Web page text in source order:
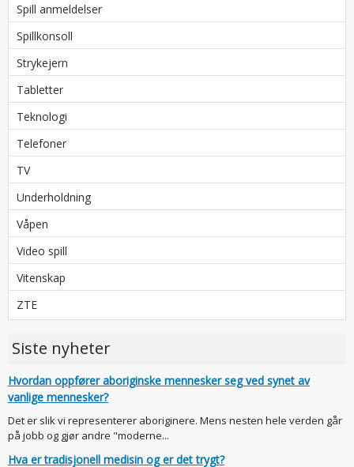
Spill anmeldelser
Spillkonsoll
Strykejern
Tabletter
Teknologi
Telefoner
TV
Underholdning
Våpen
Video spill
Vitenskap
ZTE
Siste nyheter
Hvordan oppfører aboriginske mennesker seg ved synet av
vanlige mennesker?
Det er slik vi representerer aboriginere. Mens nesten hele verden går
på jobb og gjør andre "moderne...
Hva er tradisjonell medisin og er det trygt?